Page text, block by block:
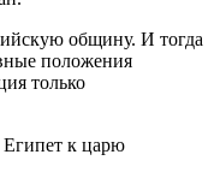
общину. И тогда
положения
только
Египет к царю